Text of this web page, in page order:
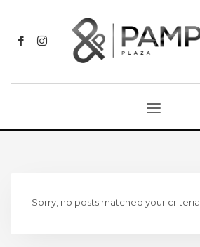
Sorry, no posts matched your criteria.